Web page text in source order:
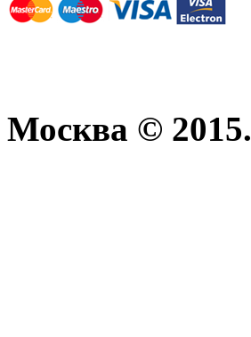
Москва © 2015.